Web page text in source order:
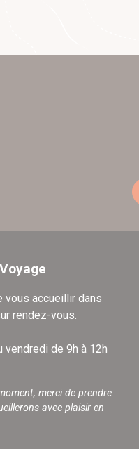
vous accueillir dans
rendez-vous.
vendredi de 9h à 12h
merci de prendre
avec plaisir en